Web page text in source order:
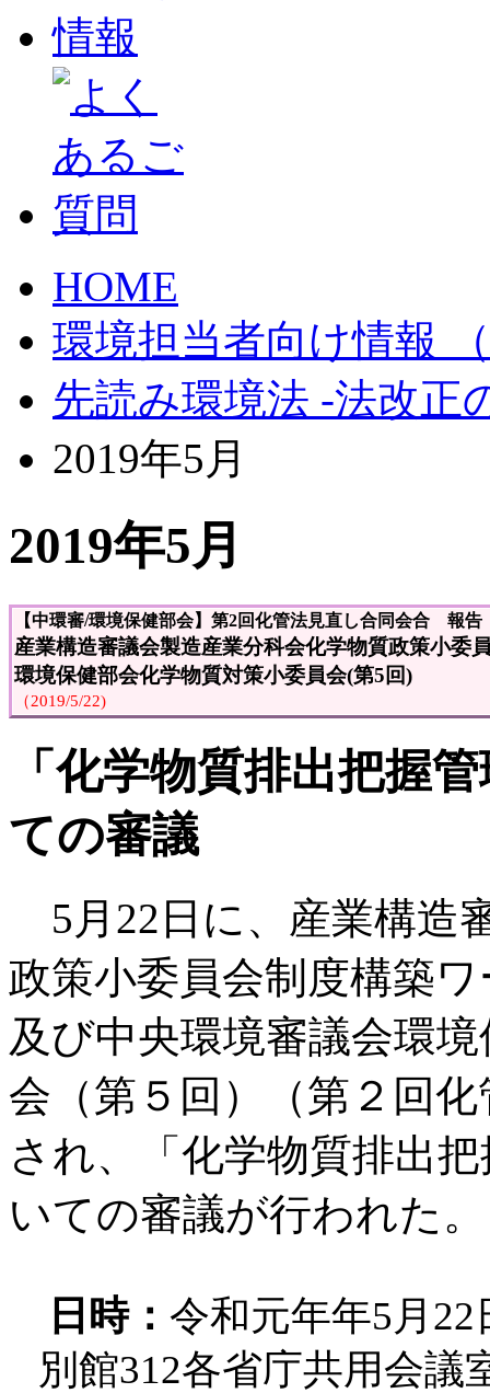
HOME
環境担当者向け情報
先読み環境法 -法改正
2019年5月
2019年5月
【中環審/環境保健部会】第2回化管法見直し合同会合 報告
産業構造審議会製造産業分科会化学物質政策小委
環境保健部会化学物質対策小委員会(第5回)
（2019/5/22)
「化学物質排出把握
ての審議
5月22日に、産業構造
政策小委員会制度構築
及び中央環境審議会環
会（第５回）（第２回
され、「化学物質排出
いての審議が行われた。
日時： 令和元年年5月
別館312各省庁共用会議